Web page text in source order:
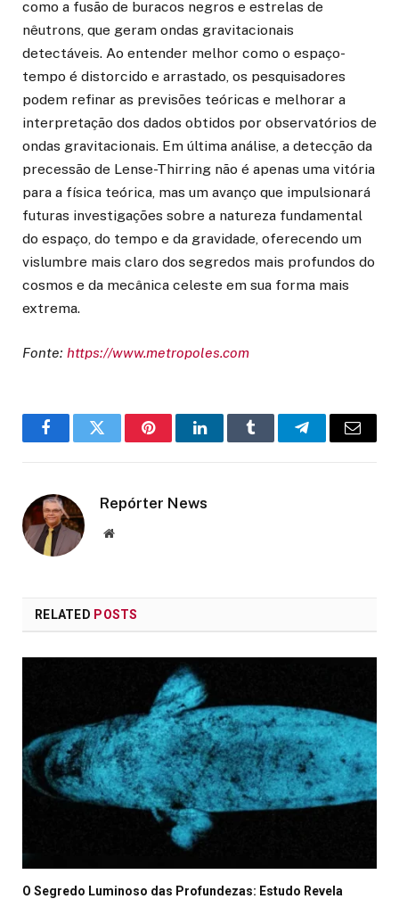
como a fusão de buracos negros e estrelas de
nêutrons, que geram ondas gravitacionais
detectáveis. Ao entender melhor como o espaço-
tempo é distorcido e arrastado, os pesquisadores
podem refinar as previsões teóricas e melhorar a
interpretação dos dados obtidos por observatórios de
ondas gravitacionais. Em última análise, a detecção da
precessão de Lense-Thirring não é apenas uma vitória
para a física teórica, mas um avanço que impulsionará
futuras investigações sobre a natureza fundamental
do espaço, do tempo e da gravidade, oferecendo um
vislumbre mais claro dos segredos mais profundos do
cosmos e da mecânica celeste em sua forma mais
extrema.
Fonte: https://www.metropoles.com
FacebookTwitter PinterestLinkedInTumblr TelegramEmail
Repórter News
Website
RELATED POSTS
O Segredo Luminoso das Profundezas: Estudo Revela